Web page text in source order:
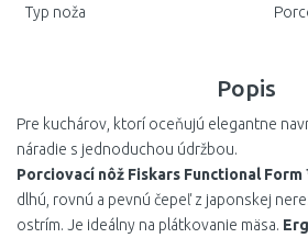
Popis
Pre kuchárov, ktorí oceňujú elegantne
náradie s jednoduchou údržbou.
Porciovací nôž Fiskars Functional
dlhú, rovnú a pevnú čepeľ z japonskej
ostrím. Je ideálny na plátkovanie mäsa.
Typ noža